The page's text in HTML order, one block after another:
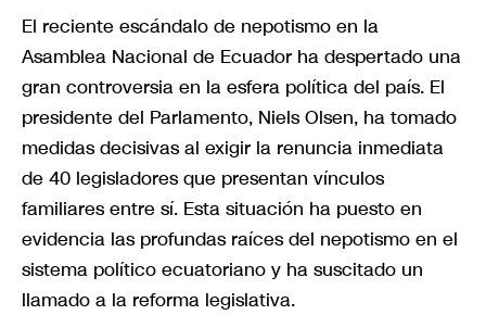
El reciente escándalo de nepotismo en la
Asamblea Nacional de Ecuador ha despertado una
gran controversia en la esfera política del país. El
presidente del Parlamento, Niels Olsen, ha tomado
medidas decisivas al exigir la renuncia inmediata
de 40 legisladores que presentan vínculos
familiares entre sí. Esta situación ha puesto en
evidencia las profundas raíces del nepotismo en el
sistema político ecuatoriano y ha suscitado un
llamado a la reforma legislativa.